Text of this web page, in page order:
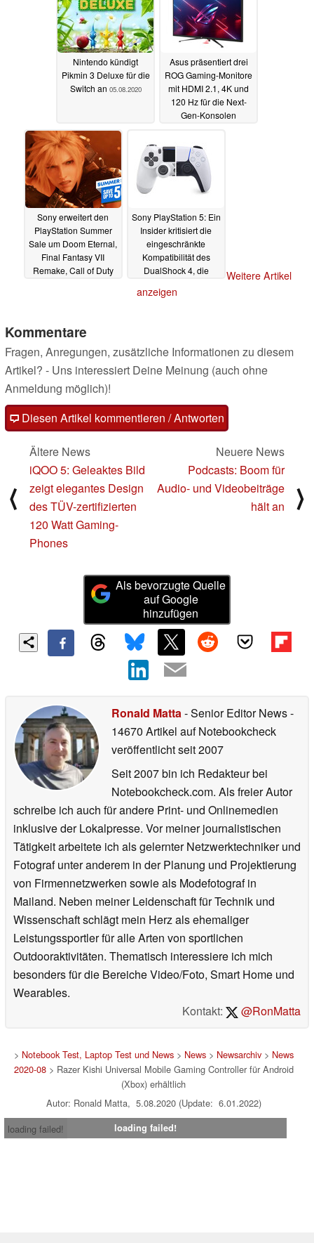
Nintendo kündigt
Pikmin 3 Deluxe für die
Switch an 05.08.2020
Asus präsentiert drei
ROG Gaming-Monitore
mit HDMI 2.1, 4K und
120 Hz für die Next-
Gen-Konsolen
Sony erweitert den
PlayStation Summer
Sale um Doom Eternal,
Final Fantasy VII
Remake, Call of Duty
Sony PlayStation 5: Ein
Insider kritisiert die
eingeschränkte
Kompatibilität des
DualShock 4, die
begonnen
Weitere Artikel
anzeigen
Kommentare
Fragen, Anregungen, zusätzliche Informationen zu diesem
Artikel? - Uns interessiert Deine Meinung (auch ohne
Anmeldung möglich)!
Diesen Artikel kommentieren / Antworten
⟨
Ältere News
iQOO 5: Geleaktes Bild
zeigt elegantes Design
des TÜV-zertifizierten
120 Watt Gaming-
Phones
Neuere News
Podcasts: Boom für
Audio- und Videobeiträge
hält an
⟩
Als bevorzugte Quelle
auf Google
hinzufügen
Ronald Matta- Senior Editor News-
14670 Artikel auf Notebookcheck
veröffentlichtseit 2007
Seit 2007 bin ich Redakteur bei
Notebookcheck.com. Als freier Autor
schreibe ich auch für andere Print- und Onlinemedien
inklusive der Lokalpresse. Vor meiner journalistischen
Tätigkeit arbeitete ich als gelernter Netzwerktechniker und
Fotograf unter anderem in der Planung und Projektierung
von Firmennetzwerken sowie als Modefotograf in
Mailand. Neben meiner Leidenschaft für Technik und
Wissenschaft schlägt mein Herz als ehemaliger
Leistungssportler für alle Arten von sportlichen
Outdooraktivitäten. Thematisch interessiere ich mich
besonders für die Bereiche Video/Foto, Smart Home und
Wearables.
Kontakt:
@RonMatta
> Notebook Test, Laptop Test und News> News> Newsarchiv> News
2020-08> Razer Kishi Universal Mobile Gaming Controller für Android
(Xbox) erhältlich
Autor: Ronald Matta, 5.08.2020 (Update: 6.01.2022)
loading failed!
loading failed!